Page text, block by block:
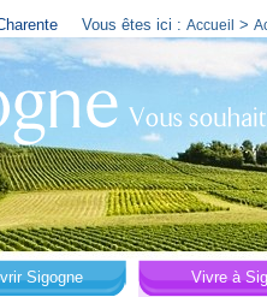
Vous êtes ici : Accueil >
Sigogne
Vivre à